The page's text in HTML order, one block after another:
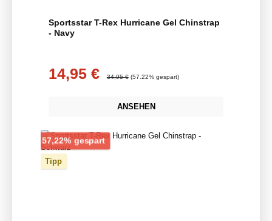
Sportsstar T-Rex Hurricane Gel Chinstrap
- Navy
Verkaufspreis:
14,95 € 34,95 € (57.22% gespart)
ANSEHEN
57,22% gespartRabatt
Tipp